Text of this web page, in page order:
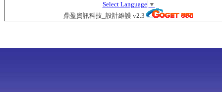
Select Language ▼
鼎盈資訊科技_設計維護 v2.3